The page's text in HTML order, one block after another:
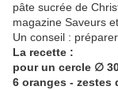
pâte sucrée de
magazine Saveurs
Un conseil :
La recette :
pour un cercle ∅
6 oranges - zestes